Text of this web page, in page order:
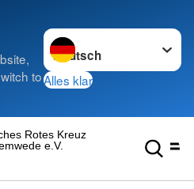
to
Sprache wechseln zu
Alles klar
e.V.
Rotes Kreuz